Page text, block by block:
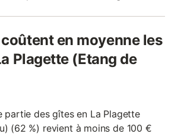
en moyenne les
Plagette (Etang de
partie des gîtes en La Plagette
(62 %) revient à moins de 100 €